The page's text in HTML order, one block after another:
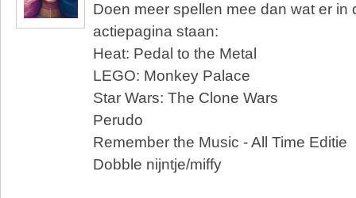
Doen meer spellen mee dan wat er in
actiepagina staan:
Heat: Pedal to the Metal
LEGO: Monkey Palace
Star Wars: The Clone Wars
Perudo
Remember the Music - All Time Editie
Dobble nijntje/miffy